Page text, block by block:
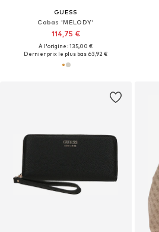
GUESS
Cabas 'MELODY'
114,75 €
À l'origine : 135,00 €
Dernier prix le plus bas :63,92 €